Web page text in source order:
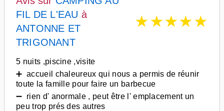
FIL DE L'EAU à
ANTONNE ET
TRIGONANT
★★★★★
5 nuits ,piscine ,visite
➕ accueil chaleureux qui nous a permis de réunir
toute la famille pour faire un barbecue
➖ rien d' anormale , peut être l' emplacement un
peu trop prés des autres